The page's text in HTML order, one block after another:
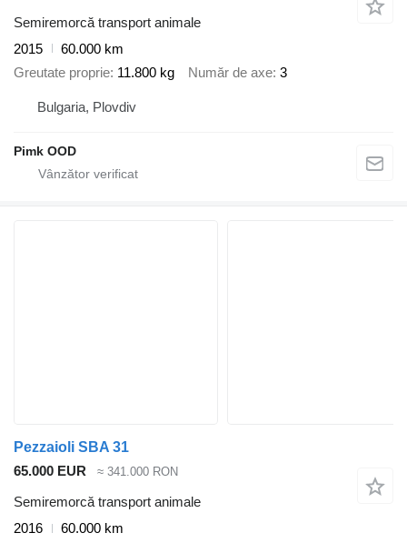
Semiremorcă transport animale
2015
60.000 km
Greutate proprie 11.800 kg Număr de axe 3
Bulgaria, Plovdiv
Pimk OOD
Pezzaioli SBA 31
65.000 EUR
≈ 341.000 RON
Semiremorcă transport animale
2016
60.000 km